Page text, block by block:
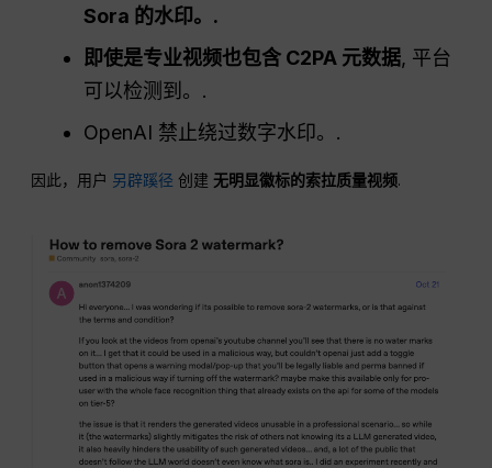
Sora 的水印。.
即使是专业视频也包含 C2PA 元数据, 平台
可以检测到。.
OpenAI 禁止绕过数字水印。.
因此，用户 另辟蹊径 创建 无明显徽标的索拉质量视频.